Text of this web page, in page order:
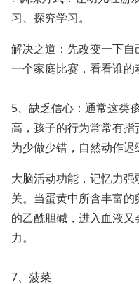
习、探究学习。
解决之道：先改变一下
一个家庭比赛，看看谁的
5、缺乏信心：通常这类
高，孩子的行为常常有
为少做少错，自然动作迟
大脑活动功能，记忆力
关。当蛋黄中所含丰富
的乙酰胆碱，进入血液
力。
7、菠菜